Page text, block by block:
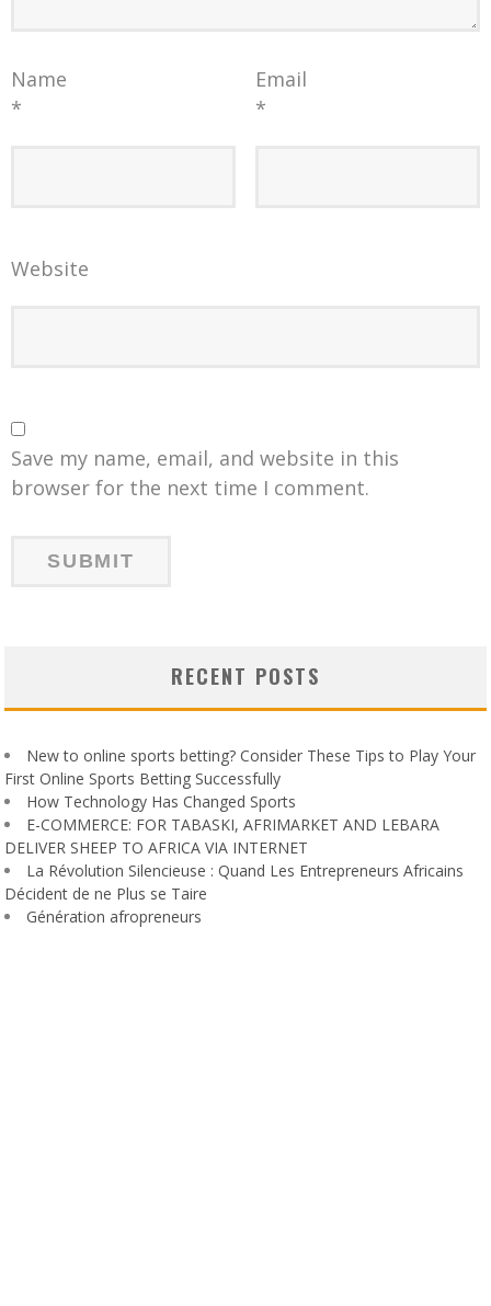
Name
*
Email
*
Website
Save my name, email, and website in this
browser for the next time I comment.
RECENT POSTS
New to online sports betting? Consider These Tips to Play Your
First Online Sports Betting Successfully
How Technology Has Changed Sports
E-COMMERCE: FOR TABASKI, AFRIMARKET AND LEBARA
DELIVER SHEEP TO AFRICA VIA INTERNET
La Révolution Silencieuse : Quand Les Entrepreneurs Africains
Décident de ne Plus se Taire
Génération afropreneurs